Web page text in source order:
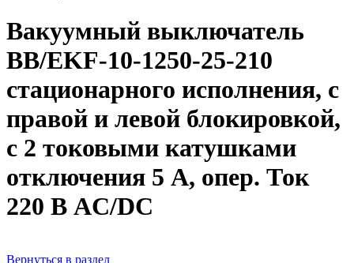
Вакуумный выключатель
BB/EKF-10-1250-25-210
стационарного исполнения, с
правой и левой блокировкой,
с 2 токовыми катушками
отключения 5 А, опер. Ток
220 В AC/DC
Вернуться в раздел